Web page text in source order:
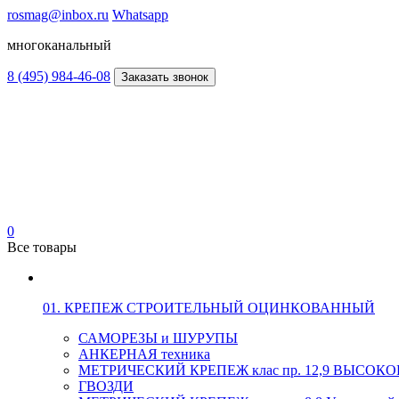
rosmag@inbox.ru Whatsapp
многоканальный
8 (495) 984-46-08 Заказать звонок
0
Все товары
01. КРЕПЕЖ СТРОИТЕЛЬНЫЙ ОЦИНКОВАННЫЙ
САМОРЕЗЫ и ШУРУПЫ
АНКЕРНАЯ техника
МЕТРИЧЕСКИЙ КРЕПЕЖ клас пр. 12,9
ГВОЗДИ